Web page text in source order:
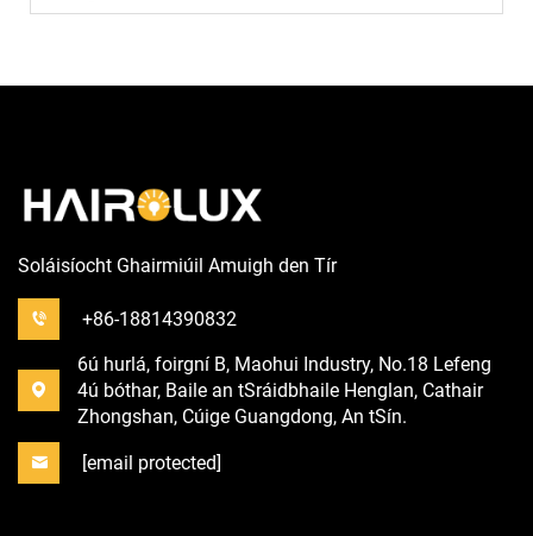
Soláisíocht Ghairmiúil Amuigh den Tír
+86-18814390832
6ú hurlá, foirgní B, Maohui Industry, No.18 Lefeng
4ú bóthar, Baile an tSráidbhaile Henglan, Cathair
Zhongshan, Cúige Guangdong, An tSín.
[email protected]